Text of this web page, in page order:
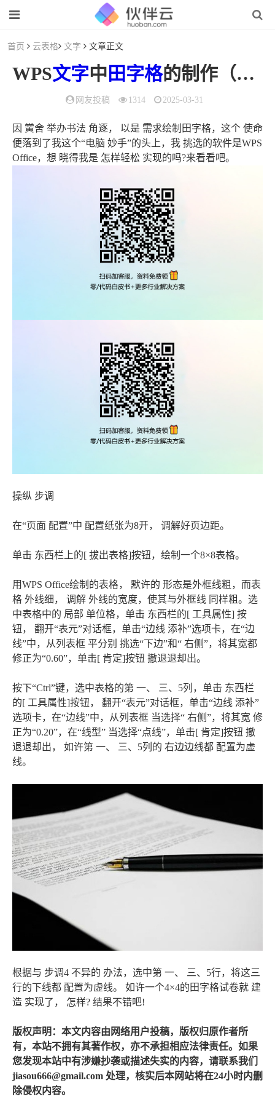
首页 云表格 文字 文章正文
WPS文字中 田字格的制作（wps文档做
网友投稿 1314 2025-03-31
因 黉舍 举办书法 角逐， 以是 需求绘制田字格，这个 使命
便落到了我这个“电脑 妙手”的头上，我 挑选的软件是WPS
Office，想 晓得我是 怎样轻松 实现的吗?来看看吧。
操纵 步调
在“页面 配置”中 配置纸张为8开， 调解好页边距。
单击 东西栏上的[ 拔出表格]按钮，绘制一个8×8表格。
用WPS Office绘制的表格， 默许的 形态是外框线粗，而表
格 外线细， 调解 外线的宽度，使其与外框线 同样粗。选
中表格中的 局部 单位格，单击 东西栏的[ 工具属性] 按
钮， 翻开“表元”对话框，单击“边线 添补”选项卡，在“边
线”中，从列表框 平分别 挑选“下边”和“ 右侧”，将其宽都
修正为“0.60”，单击[ 肯定]按钮 撤退退却出。
按下“Ctrl”键，选中表格的第 一、 三、5列，单击 东西栏
的[ 工具属性]按钮， 翻开“表元”对话框，单击“边线 添补”
选项卡，在“边线”中，从列表框 当选择“ 右侧”，将其宽 修
正为“0.20”，在“线型” 当选择“点线”，单击[ 肯定]按钮 撤
退退却出， 如许第 一、 三、5列的 右边边线都 配置为虚
线。
根据与 步调4 不异的 办法，选中第 一、 三、5行，将这三
行的下线都 配置为虚线。 如许一个4×4的田字格试卷就 建
造 实现了， 怎样? 结果不错吧!
版权声明：本文内容由网络用户投稿，版权归原作者所
有，本站不拥有其著作权，亦不承担相应法律责任。如果
您发现本站中有涉嫌抄袭或描述失实的内容，请联系我们
jiasou666@gmail.com 处理，核实后本网站将在24小时内删
除侵权内容。